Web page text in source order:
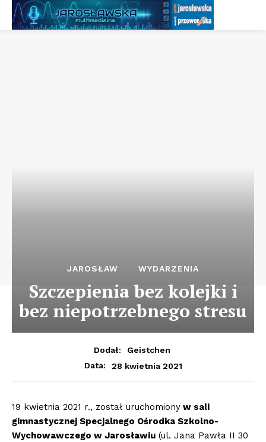
JAROSŁAW WYDARZENIA
Szczepienia bez kolejki i
bez niepotrzebnego stresu
Dodał:
Geistchen
Data:
28 kwietnia 2021
19 kwietnia 2021 r., został uruchomiony w sali
gimnastycznej Specjalnego Ośrodka Szkolno-
Wychowawczego w Jarosławiu (ul. Jana Pawła II 30